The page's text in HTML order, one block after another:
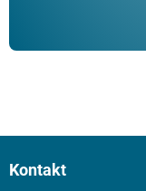
Kontakt